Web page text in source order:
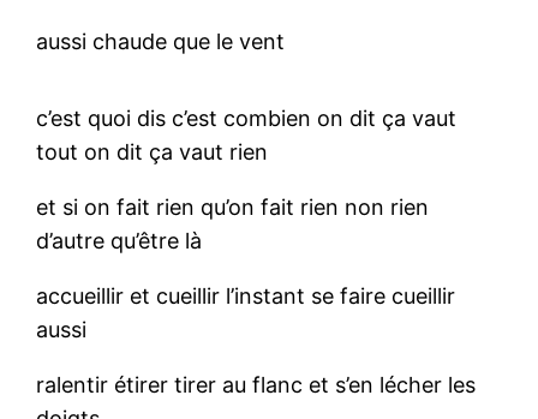
aussi chaude que le vent
c’est quoi dis c’est combien on dit ça vaut
tout on dit ça vaut rien
et si on fait rien qu’on fait rien non rien
d’autre qu’être là
accueillir et cueillir l’instant se faire cueillir
aussi
ralentir étirer tirer au flanc et s’en lécher les